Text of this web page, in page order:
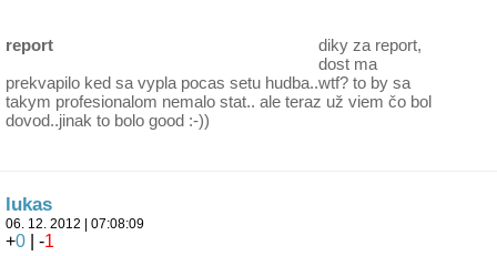
report
diky za report,
dost ma
prekvapilo ked sa vypla pocas setu hudba..wtf? to by sa
takym profesionalom nemalo stat.. ale teraz už viem čo bol
dovod..jinak to bolo good :-))
lukas
06. 12. 2012 | 07:08:09
+0 | -1